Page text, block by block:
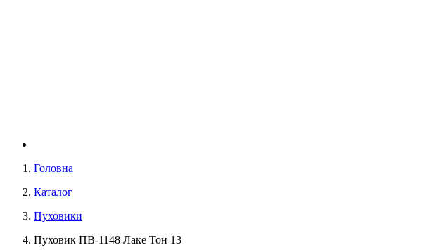
Головна
Каталог
Пуховики
Пуховик ПВ-1148 Лаке Тон 13